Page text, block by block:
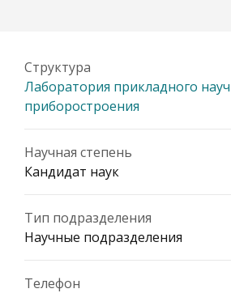
Структура
Лаборатория прикладного
приборостроения
Научная степень
Кандидат наук
Тип подразделения
Научные подразделения
Телефон